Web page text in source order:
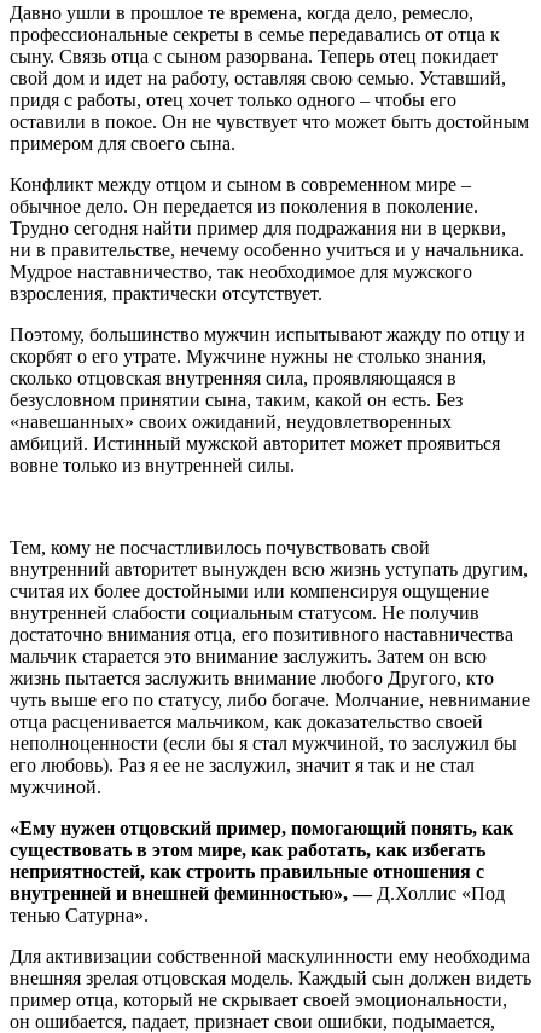
Давно ушли в прошлое те времена, когда дело, ремесло,
профессиональные секреты в семье передавались от отца к
сыну. Связь отца с сыном разорвана. Теперь отец покидает
свой дом и идет на работу, оставляя свою семью. Уставший,
придя с работы, отец хочет только одного – чтобы его
оставили в покое. Он не чувствует что может быть достойным
примером для своего сына.
Конфликт между отцом и сыном в современном мире –
обычное дело. Он передается из поколения в поколение.
Трудно сегодня найти пример для подражания ни в церкви,
ни в правительстве, нечему особенно учиться и у начальника.
Мудрое наставничество, так необходимое для мужского
взросления, практически отсутствует.
Поэтому, большинство мужчин испытывают жажду по отцу и
скорбят о его утрате. Мужчине нужны не столько знания,
сколько отцовская внутренняя сила, проявляющаяся в
безусловном принятии сына, таким, какой он есть. Без
«навешанных» своих ожиданий, неудовлетворенных
амбиций. Истинный мужской авторитет может проявиться
вовне только из внутренней силы.
Тем, кому не посчастливилось почувствовать свой
внутренний авторитет вынужден всю жизнь уступать другим,
считая их более достойными или компенсируя ощущение
внутренней слабости социальным статусом. Не получив
достаточно внимания отца, его позитивного наставничества
мальчик старается это внимание заслужить. Затем он всю
жизнь пытается заслужить внимание любого Другого, кто
чуть выше его по статусу, либо богаче. Молчание, невнимание
отца расценивается мальчиком, как доказательство своей
неполноценности (если бы я стал мужчиной, то заслужил бы
его любовь). Раз я ее не заслужил, значит я так и не стал
мужчиной.
«Ему нужен отцовский пример, помогающий понять, как
существовать в этом мире, как работать, как избегать
неприятностей, как строить правильные отношения с
внутренней и внешней феминностью», — Д.Холлис «Под
тенью Сатурна».
Для активизации собственной маскулинности ему необходима
внешняя зрелая отцовская модель. Каждый сын должен видеть
пример отца, который не скрывает своей эмоциональности,
он ошибается, падает, признает свои ошибки, подымается,